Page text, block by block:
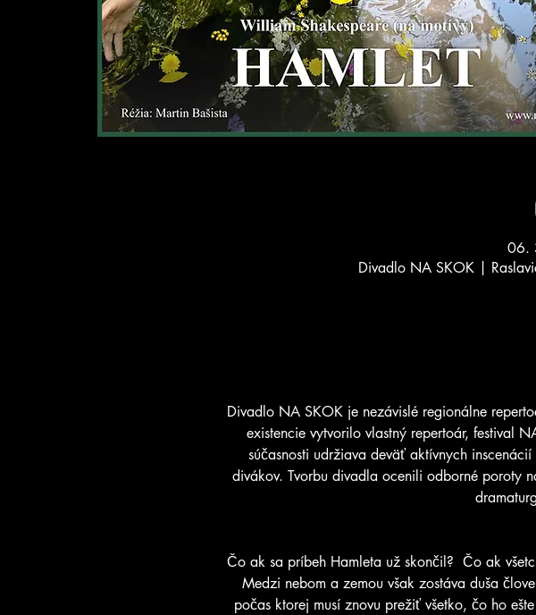
06.
Divadlo NA SKOK |
Divadlo NA SKOK je nezávislé regionálne
existencie vytvorilo vlastný repertoár, festival
súčasnosti udržiava deväť aktívnych
divákov. Tvorbu divadla ocenili odborné poroty
Čo ak sa príbeh Hamleta už skončil?  Čo ak
Medzi nebom a zemou však zostáva duša
počas ktorej musí znovu prežiť všetko, čo ho